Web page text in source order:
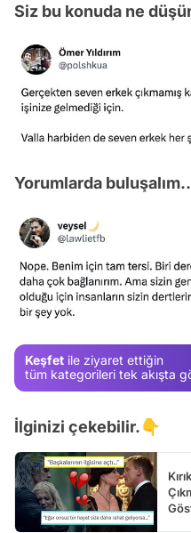
Siz bu konuda ne
Yorumlarda
Keşfet ile ziyaret ettiğin
tüm kategorileri tek akışta
İlginizi çekebilir.👇